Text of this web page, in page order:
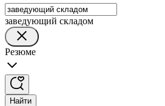
заведующий складом
Резюме
Найти